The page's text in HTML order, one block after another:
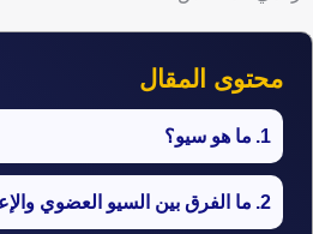
محتوى المقال
ما هو سيو؟
ما الفرق بين السيو العضوي